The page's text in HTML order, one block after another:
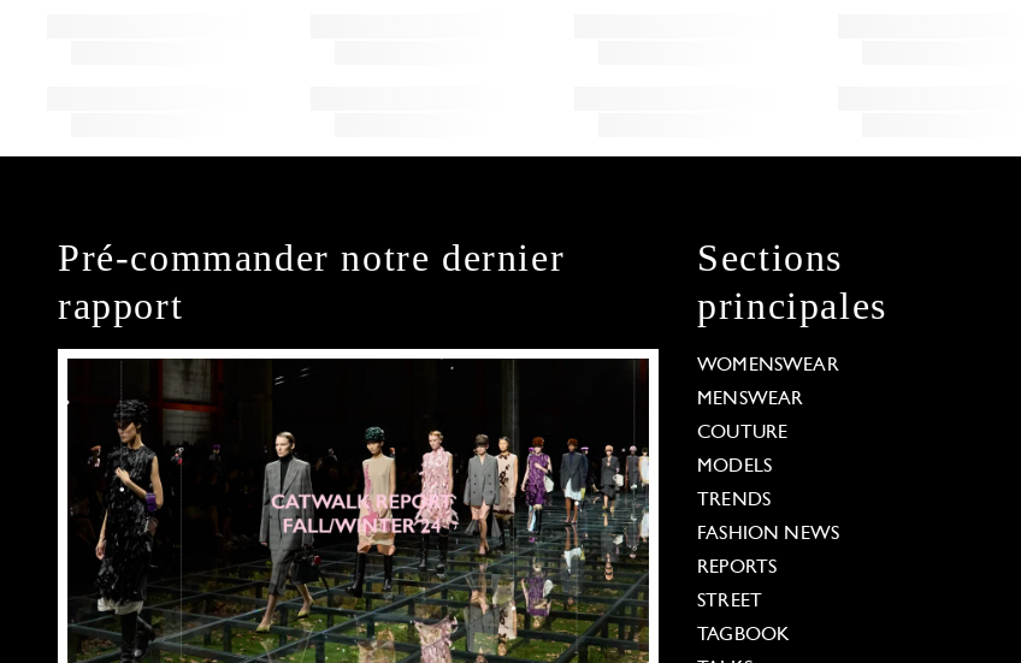
Pré-commander notre dernier
rapport
Sections
principales
WOMENSWEAR
MENSWEAR
COUTURE
MODELS
TRENDS
FASHION NEWS
REPORTS
STREET
TAGBOOK